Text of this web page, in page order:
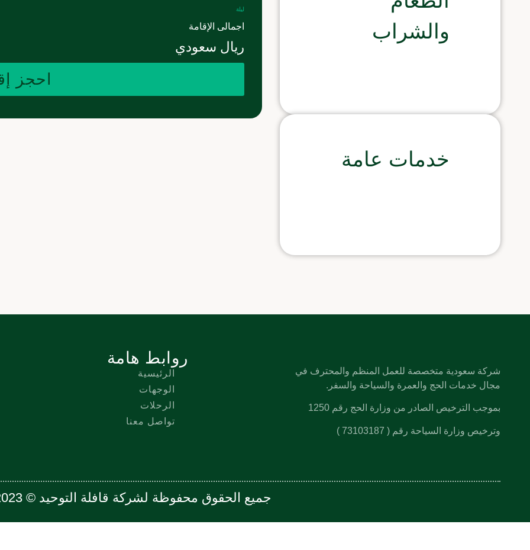
والشراب
خدمات عامة
ليلة
اجمالى الإقامة
ريال سعودي
احجز
شركة سعودية متخصصة للعمل المنظم والمحترف في
مجال خدمات الحج والعمرة والسياحة والسفر.
بموجب الترخيص الصادر من وزارة الحج رقم 1250
وترخيص وزارة السياحة رقم ( 73103187 )
روابط هامة
الرئيسية
الوجهات
الرحلات
تواصل معنا
جميع الحقوق محفوظة لشركة قافلة التوحيد © 2023